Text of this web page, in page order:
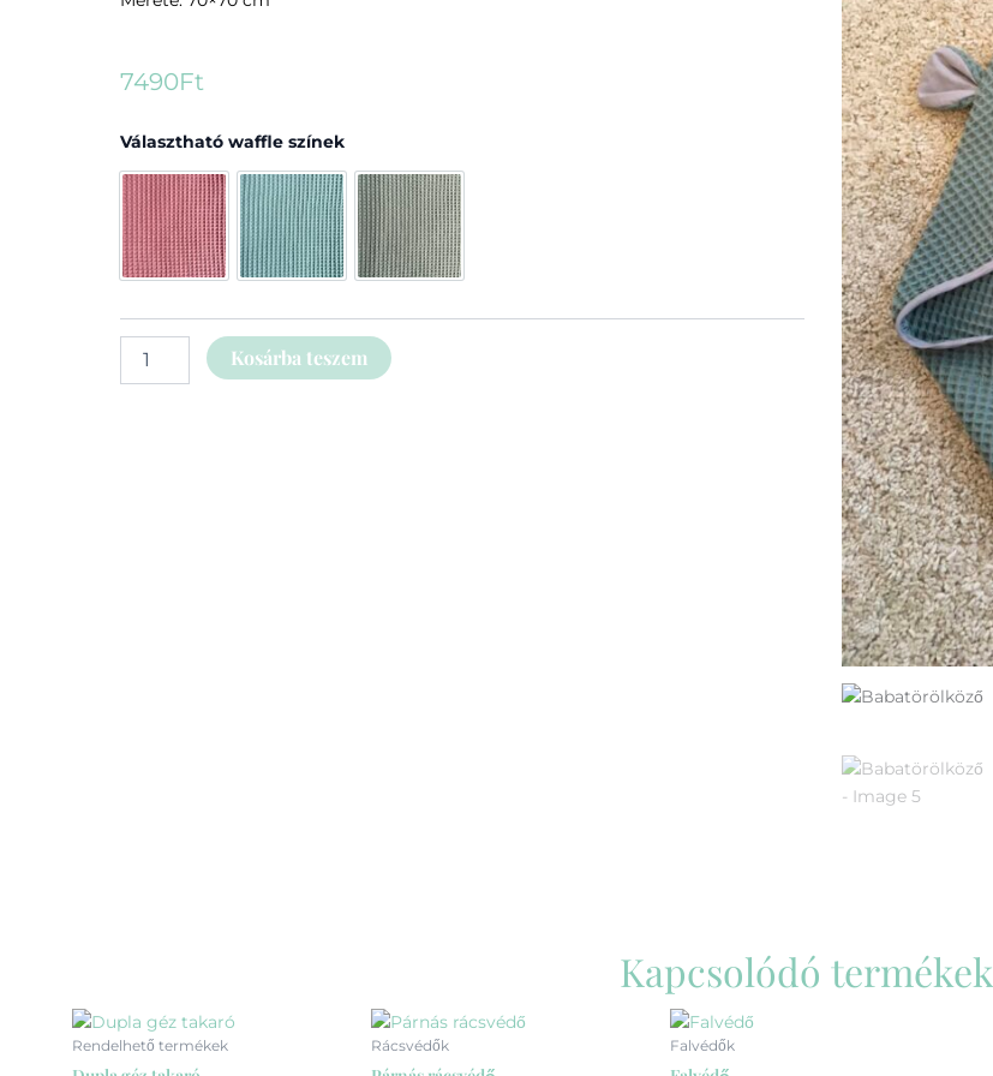
7490Ft
Választható waffle színek
Lazac Menta Zsálya
Babatörölköző
Kosárba teszem
Kapcsolódó termékek
Rendelhető termékek
Ennek
a
Rácsvédők
Ennek
a
Falvédők
Ennek
a